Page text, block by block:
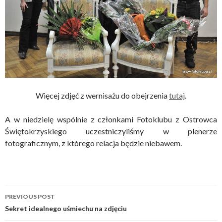
Więcej zdjęć z wernisażu do obejrzeniatutaj
A w niedzielę wspólnie z członkami Fotoklubu z Ostrowca
Świętokrzyskiego uczestniczyliśmy w plenerze
fotograficznym, z którego relacja będzie niebawem.
Post
navigation
PREVIOUS POST
Sekret idealnego uśmiechu na zdjęciu